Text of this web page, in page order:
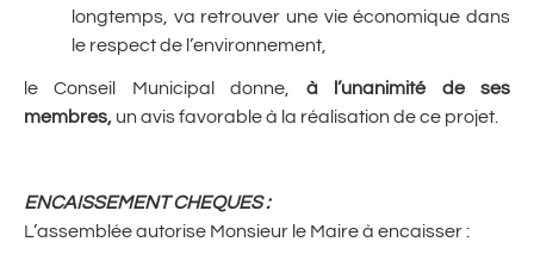
longtemps, va retrouver une vie économique dans
le respect de l’environnement,
le Conseil Municipal donne, à l’unanimité de ses
membres, un avis favorable à la réalisation de ce projet.
ENCAISSEMENT CHEQUES:
L’assemblée autorise Monsieur le Maire à encaisser :